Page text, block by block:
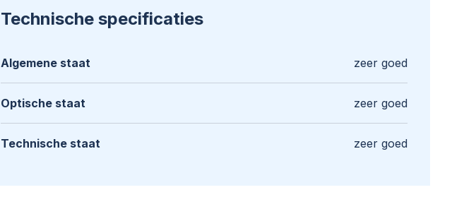
Technische specificaties
Algemene staat zeer goed
Optische staat zeer goed
Technische staat zeer goed